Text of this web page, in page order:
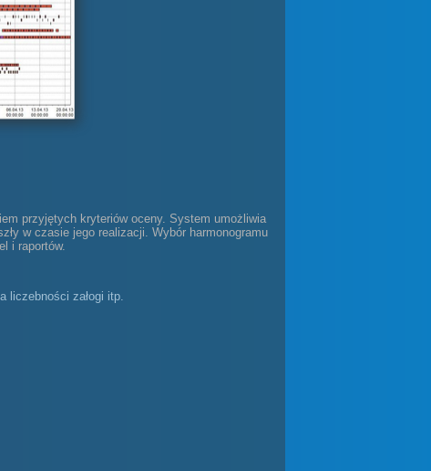
przyjętych kryteriów oceny. System umożliwia
w czasie jego realizacji. Wybór harmonogramu
i raportów.
liczebności załogi itp.